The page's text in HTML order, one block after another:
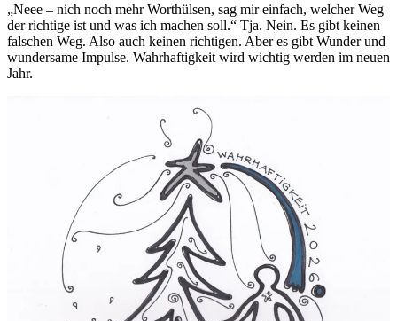
„Neee – nich noch mehr Worthülsen, sag mir einfach, welcher Weg
der richtige ist und was ich machen soll.“ Tja. Nein. Es gibt keinen
falschen Weg. Also auch keinen richtigen. Aber es gibt Wunder und
wundersame Impulse. Wahrhaftigkeit wird wichtig werden im neuen
Jahr.